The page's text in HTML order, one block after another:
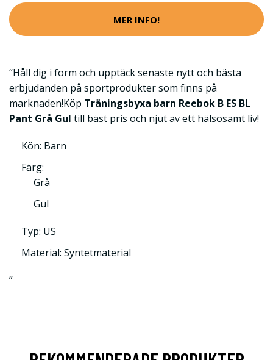
MER INFO!
“Håll dig i form och upptäck senaste nytt och bästa
erbjudanden på sportprodukter som finns på
marknaden!Köp Träningsbyxa barn Reebok B ES BL
Pant Grå Gul till bäst pris och njut av ett hälsosamt liv!
Kön: Barn
Färg:
Grå
Gul
Typ: US
Material: Syntetmaterial
”